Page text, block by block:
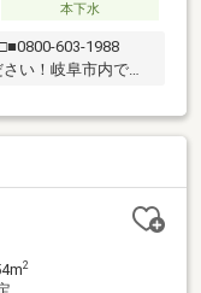
本下水
603-1988
い！岐阜市内で黄
岐阜の不動産エキ
産のことならお任
2